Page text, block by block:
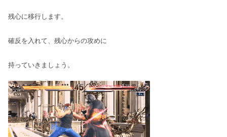
残心に移行します。
確反を入れて、残心からの攻めに
持っていきましょう。